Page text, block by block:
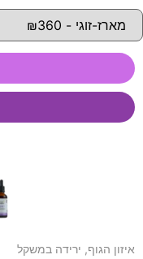
איזון הגוף, ירידה במשקל